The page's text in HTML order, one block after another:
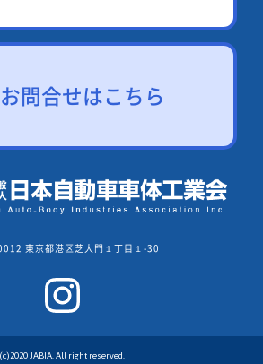
お問合せはこちら
東京都港区芝大門１丁目１-30
(c)2020 JABIA. All right reserved.